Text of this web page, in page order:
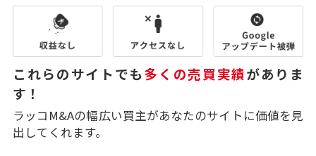
これらのサイトでも多くの売買実績がありま
す！
ラッコM&Aの幅広い買主があなたのサイトに価値を見
出してくれます。